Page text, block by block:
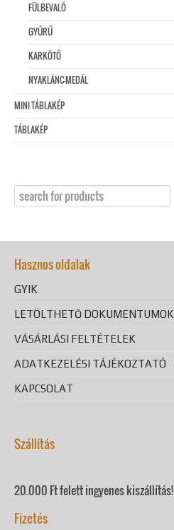
FÜLBEVALÓ
GYŰRŰ
KARKÖTŐ
NYAKLÁNC-MEDÁL
MINI TÁBLAKÉP
TÁBLAKÉP
Hasznos oldalak
GYIK
LETÖLTHETŐ DOKUMENTUMOK
VÁSÁRLÁSI FELTÉTELEK
ADATKEZELÉSI TÁJÉKOZTATÓ
KAPCSOLAT
Szállítás
20.000 Ft felett ingyenes kiszállítás!
Fizetés